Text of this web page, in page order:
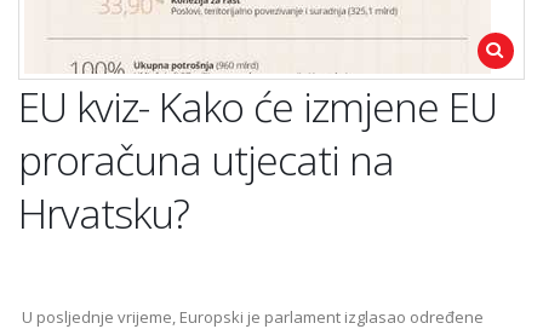
EU kviz- Kako će izmjene EU
proračuna utjecati na
Hrvatsku?
U posljednje vrijeme, Europski je parlament izglasao određene